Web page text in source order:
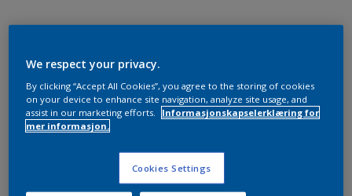
We respect your privacy.
By clicking “Accept All Cookies”, you agree to the storing of cookies
on your device to enhance site navigation, analyze site usage, and
assist in our marketing efforts.
Informasjonskapselerklæring for
mer informasjon.
Cookies Settings